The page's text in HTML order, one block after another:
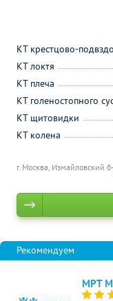
г. Москва, Измайловский
КТ крестцово-
КТ локтя
КТ плеча
КТ голеностопного
КТ щитовидки
КТ колена
МРТ